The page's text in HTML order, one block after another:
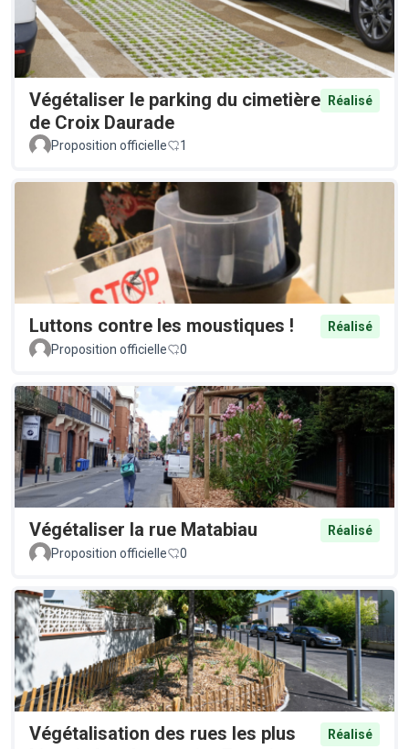
Végétaliser le parking du cimetière
de Croix Daurade
Réalisé
Proposition officielle 1
Luttons contre les moustiques !
Réalisé
Proposition officielle
0
Végétaliser la rue Matabiau
Réalisé
Proposition officielle
0
Végétalisation des rues les plus
Réalisé